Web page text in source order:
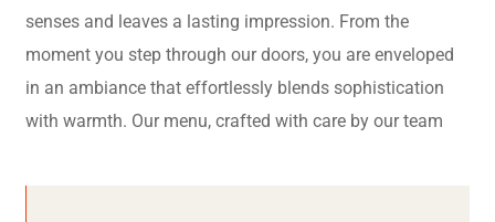
senses and leaves a lasting impression. From the
moment you step through our doors, you are enveloped
in an ambiance that effortlessly blends sophistication
with warmth. Our menu, crafted with care by our team